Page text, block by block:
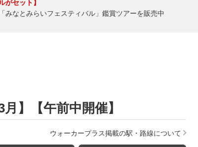
がセット】
みなとみらいフェスティバル」鑑賞ツアーを販売中
】【午前中開催】
ウォーカープラス掲載の駅・路線について